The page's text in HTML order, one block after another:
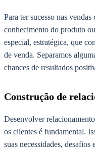
Para ter sucesso nas
conhecimento do produto
especial, estratégica, que
de venda. Separamos
chances de resultados
Construção de
Desenvolver
os clientes é fundamental.
suas necessidades,